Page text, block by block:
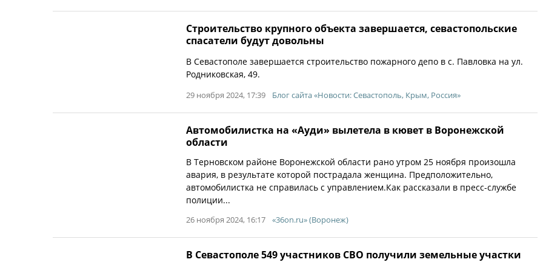
Строительство крупного объекта завершается, севастопольские
спасатели будут довольны
В Севастополе завершается строительство пожарного депо в с. Павловка на ул.
Родниковская, 49.
29 ноября 2024, 17:39 Блог сайта «Новости: Севастополь, Крым, Россия»
Автомобилистка на «Ауди» вылетела в кювет в Воронежской
области
В Терновском районе Воронежской области рано утром 25 ноября произошла
авария, в результате которой пострадала женщина. Предположительно,
автомобилистка не справилась с управлением.Как рассказали в пресс-службе
полиции...
26 ноября 2024, 16:17 «36on.ru» (Воронеж)
В Севастополе 549 участников СВО получили земельные участки